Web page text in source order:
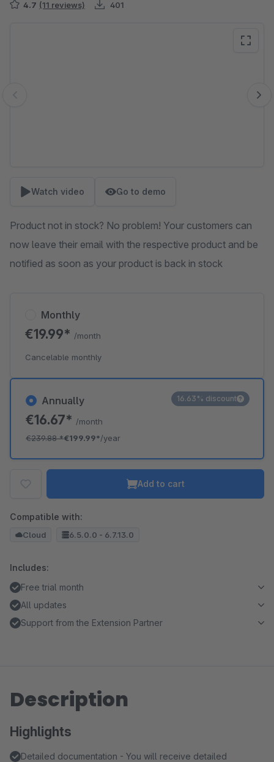
4.7 (11 reviews) 401
Watch video Go to demo
Product not in stock? No problem! Your customers can
now leave their email with the respective product and be
notified as soon as your product is back in stock
Annually
€16.67* /month
€239.88*€199.99*/year
16.63% discount
Monthly
€19.99* /month
Cancelable monthly
Add to cart
Compatible with:
Cloud 6.5.0.0 - 6.7.13.0
Includes:
Free trial month
All updates
Support from the Extension Partner
Description
Highlights
Detailed documentation - You will receive detailed